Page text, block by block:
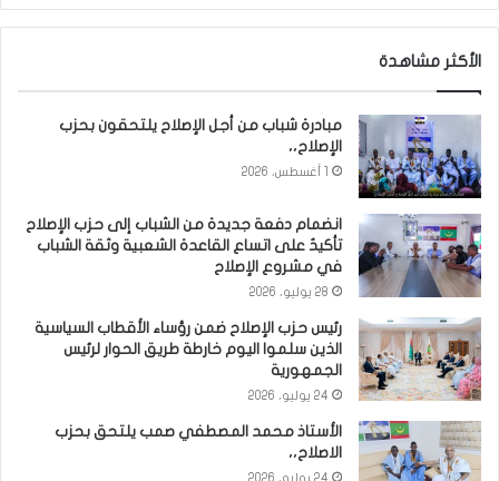
الأكثر مشاهدة
مبادرة شباب من أجل الإصلاح يلتحقون بحزب
الإصلاح،،
انضمام دفعة جديدة من الشباب إلى حزب الإصلاح
تأكيدٌ على اتساع القاعدة الشعبية وثقة الشباب
في مشروع الإصلاح
28 يوليو، 2026
رئيس حزب الإصلاح ضمن رؤساء الأقطاب السياسية
الذين سلموا اليوم خارطة طريق الحوار لرئيس
الجمهورية
24 يوليو، 2026
الأستاذ محمد المصطفي صمب يلتحق بحزب
الاصلاح،،
24 يوليو، 2026